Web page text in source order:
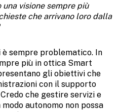
visione sempre più
che arrivano loro dalla
è sempre problematico. In
più in ottica Smart
gli obiettivi che
con il supporto
che gestire servizi e
autonomo non possa